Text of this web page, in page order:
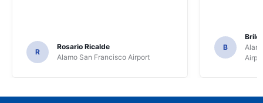
R
Rosario Ricalde
Alamo San Francisco Airport
B